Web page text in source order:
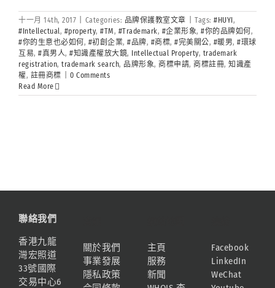
十一月 14th, 2017 Categories: 品牌保護教室文章 Tags: #HUYI ,
#Intellectual, #property, #TM, #Trademark, #企業形象, #你的品牌如何 ,
#你的生意也必如何 , #初創企業, #品牌, #商標, #完美關公, #暖男, #環球
互易, #真男人, #知識產權放大鏡, Intellectual Property, trademark
registration, trademark search, 品牌形象, 商標申請, 商標註冊, 知識產
權, 註冊商標
0 Comments
Read More
聯絡我們
香港九龍
灣宏照道
33號國際
交易中心6
關於我們
事業發展
隱私政策
主頁
服務
新聞
Facebook
LinkedIn
WeChat